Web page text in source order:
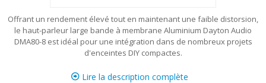
Offrant un rendement élevé tout en maintenant une faible distorsion,
le haut-parleur large bande à membrane Aluminium Dayton Audio
DMA80-8 est idéal pour une intégration dans de nombreux projets
d'enceintes DIY compactes.
Lire la description complète